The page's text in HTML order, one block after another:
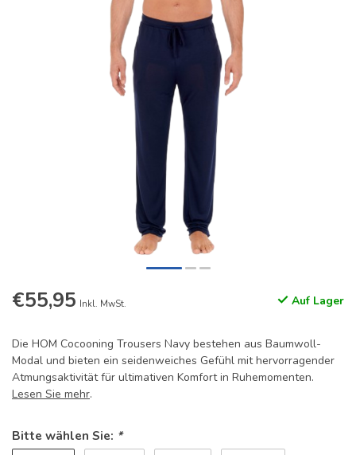
€55,95 Inkl. MwSt. Auf Lager
Die HOM Cocooning Trousers Navy bestehen aus Baumwoll-
Modal und bieten ein seidenweiches Gefühl mit hervorragender
Atmungsaktivität für ultimativen Komfort in Ruhemomenten.
Lesen Sie mehr.
Bitte wählen Sie: *